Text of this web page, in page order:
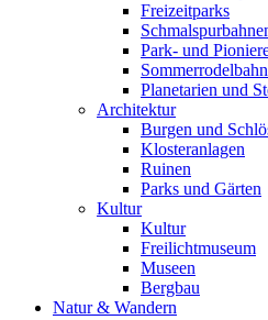
Freizeitparks
Park- und
Planetarien und
Architektur
Burgen und
Klosteranlagen
Ruinen
Parks und Gärten
Kultur
Kultur
Freilichtmuseum
Museen
Bergbau
Natur & Wandern